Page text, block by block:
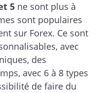
5ne sont plus à
sont populaires
sur Forex. Ce sont
avec
des
avec 6 à 8 types
de faire du